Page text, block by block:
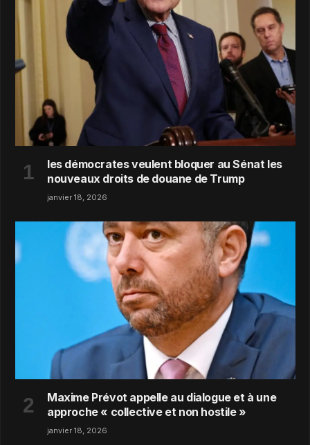
les démocrates veulent bloquer au Sénat les
nouveaux droits de douane de Trump
janvier 18, 2026
Maxime Prévot appelle au dialogue et à une
approche « collective et non hostile »
janvier 18, 2026